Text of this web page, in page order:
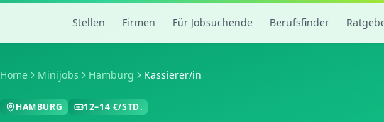
Stellen Firmen Für Jobsuchende Berufsfinder
Home Minijobs Hamburg Kassierer/in
HAMBURG 12–14 €/STD.